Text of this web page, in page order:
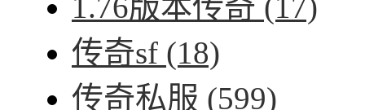
1.76版本传奇 (17)
传奇sf (18)
传奇私服 (599)